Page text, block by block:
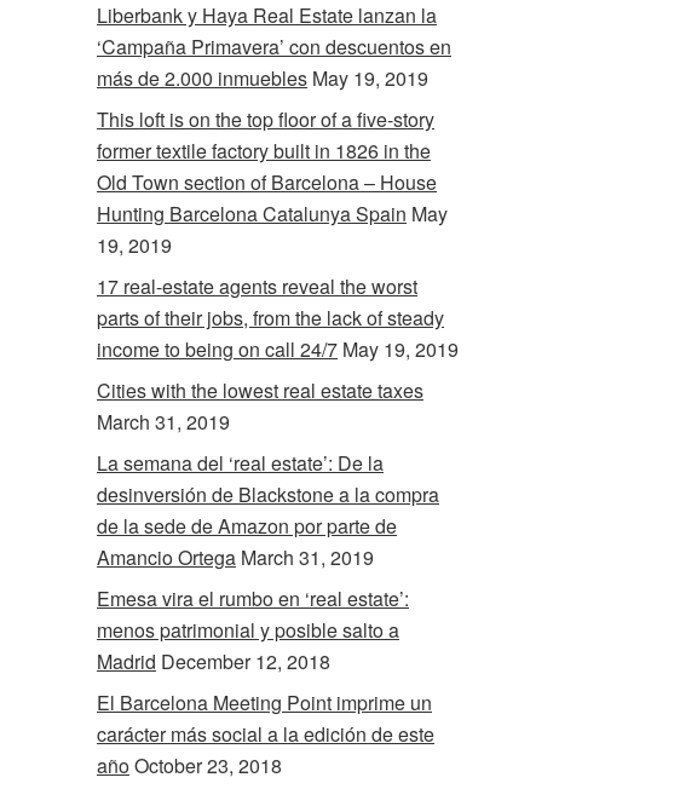
Liberbank y Haya Real Estate lanzan la
‘Campaña Primavera’ con descuentos en
más de 2.000 inmuebles May 19, 2019
This loft is on the top floor of a five-story
former textile factory built in 1826 in the
Old Town section of Barcelona – House
Hunting Barcelona Catalunya Spain May
19, 2019
17 real-estate agents reveal the worst
parts of their jobs, from the lack of steady
income to being on call 24/7 May 19, 2019
Cities with the lowest real estate taxes
March 31, 2019
La semana del ‘real estate’: De la
desinversión de Blackstone a la compra
de la sede de Amazon por parte de
Amancio Ortega March 31, 2019
Emesa vira el rumbo en ‘real estate’:
menos patrimonial y posible salto a
Madrid December 12, 2018
El Barcelona Meeting Point imprime un
carácter más social a la edición de este
añoOctober 23, 2018